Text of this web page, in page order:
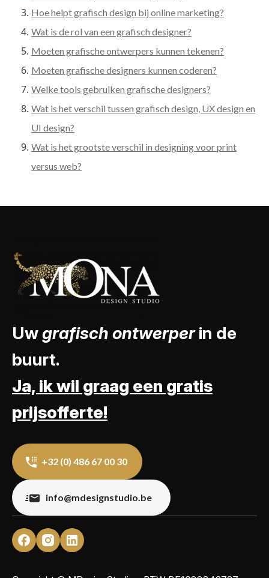
Hoe helpt grafisch design bij online marketing?
Wat is de rol van een grafisch designer?
Moeten grafische ontwerpers kunnen tekenen?
Moeten grafische designers kunnen coderen?
Welke tools gebruiken grafische designers?
Wat is het verschil tussen grafisch design, UX design en
UI design?
Wat is het grootste verschil in designing voor print
versus web?
Uwgrafisch ontwerperin de
buurt.
Ja, ik wil graag een gratis
prijsofferte!
+32 (0) 486 67 00 30
info@mdesignstudio.be